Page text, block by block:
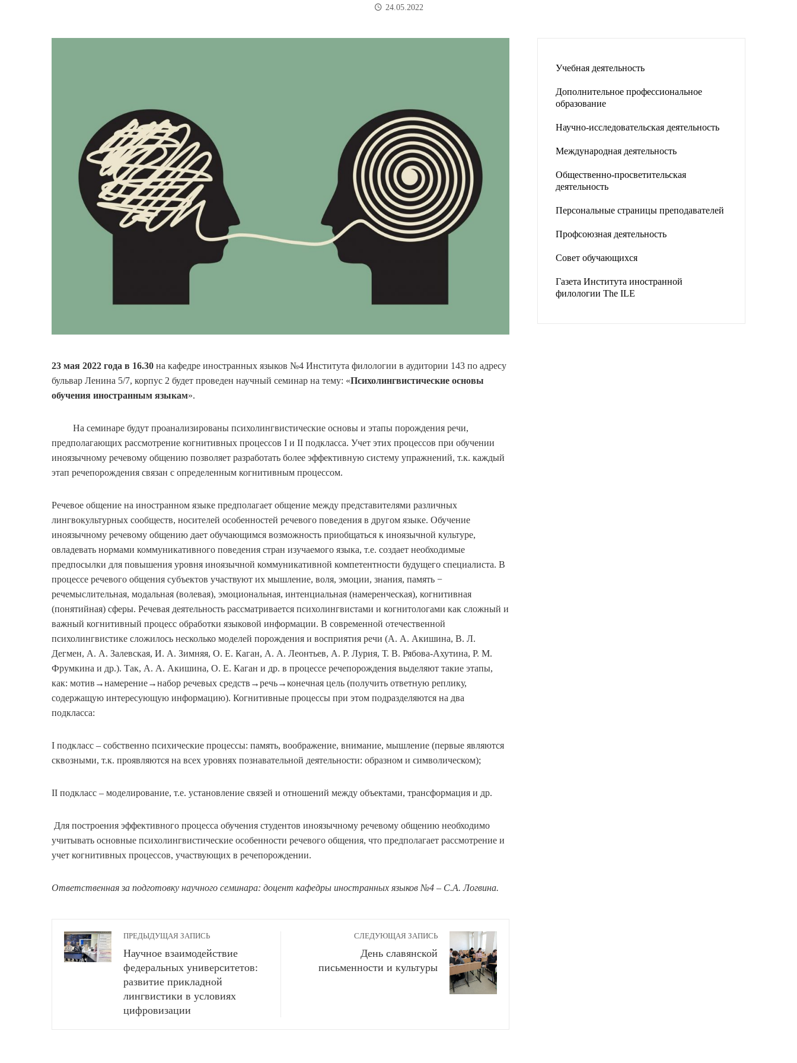
24.05.2022
23 мая 2022 года в 16.30 на кафедре иностранных языков №4 Института филологии в аудитории 143 по адресу
бульвар Ленина 5/7, корпус 2 будет проведен научный семинар на тему: «Психолингвистические основы
обучения иностранным языкам».
На семинаре будут проанализированы психолингвистические основы и этапы порождения речи,
предполагающих рассмотрение когнитивных процессов I и II подкласса. Учет этих процессов при обучении
иноязычному речевому общению позволяет разработать более эффективную систему упражнений, т.к. каждый
этап речепорождения связан с определенным когнитивным процессом.
Речевое общение на иностранном языке предполагает общение между представителями различных
лингвокультурных сообществ, носителей особенностей речевого поведения в другом языке. Обучение
иноязычному речевому общению дает обучающимся возможность приобщаться к иноязычной культуре,
овладевать нормами коммуникативного поведения стран изучаемого языка, т.е. создает необходимые
предпосылки для повышения уровня иноязычной коммуникативной компетентности будущего специалиста. В
процессе речевого общения субъектов участвуют их мышление, воля, эмоции, знания, память −
речемыслительная, модальная (волевая), эмоциональная, интенциальная (намеренческая), когнитивная
(понятийная) сферы. Речевая деятельность рассматривается психолингвистами и когнитологами как сложный и
важный когнитивный процесс обработки языковой информации. В современной отечественной
психолингвистике сложилось несколько моделей порождения и восприятия речи (А. А. Акишина, В. Л.
Дегмен, А. А. Залевская, И. А. Зимняя, О. Е. Каган, А. А. Леонтьев, А. Р. Лурия, Т. В. Рябова-Ахутина, Р. М.
Фрумкина и др.). Так, А. А. Акишина, О. Е. Каган и др. в процессе речепорождения выделяют такие этапы,
как: мотив→намерение→набор речевых средств→речь→конечная цель (получить ответную реплику,
содержащую интересующую информацию). Когнитивные процессы при этом подразделяются на два
подкласса:
I подкласс – собственно психические процессы: память, воображение, внимание, мышление (первые являются
сквозными, т.к. проявляются на всех уровнях познавательной деятельности: образном и символическом);
II подкласс – моделирование, т.е. установление связей и отношений между объектами, трансформация и др.
Для построения эффективного процесса обучения студентов иноязычному речевому общению необходимо
учитывать основные психолингвистические особенности речевого общения, что предполагает рассмотрение и
учет когнитивных процессов, участвующих в речепорождении.
Ответственная за подготовку научного семинара: доцент кафедры иностранных языков №4 – С.А. Логвина.
ПРЕДЫДУЩАЯ ЗАПИСЬ
Научное взаимодействие
федеральных университетов:
развитие прикладной
лингвистики в условиях
цифровизации
СЛЕДУЮЩАЯ ЗАПИСЬ
День славянской
письменности и культуры
Учебная деятельность
Дополнительное профессиональное
образование
Научно-исследовательская деятельность
Международная деятельность
Общественно-просветительская
деятельность
Персональные страницы преподавателей
Профсоюзная деятельность
Совет обучающихся
Газета Института иностранной
филологии The ILE